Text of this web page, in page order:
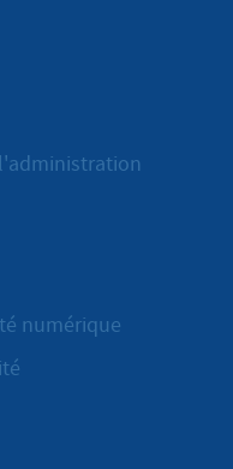
numérique